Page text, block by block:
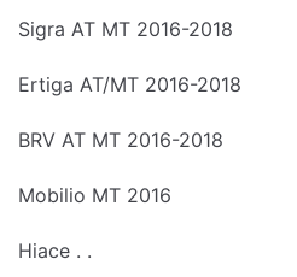
Sigra AT MT 2016-2018
Ertiga AT/MT 2016-2018
BRV AT MT 2016-2018
Mobilio MT 2016
Hiace . .